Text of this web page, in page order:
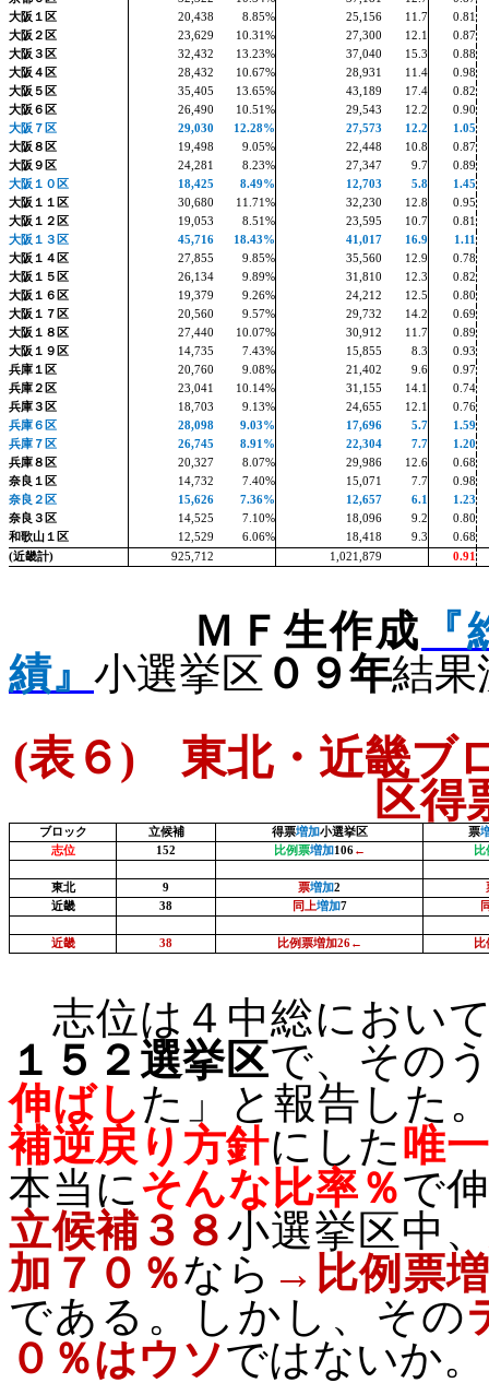
大阪１区
20,438 8.85% 25,156 11.7
0.81
大阪２区
23,629 10.31% 27,300 12.1
0.87
大阪３区
32,432 13.23% 37,040 15.3
0.88
大阪４区
28,432 10.67% 28,931 11.4
0.98
大阪５区
35,405 13.65% 43,189 17.4
0.82
大阪６区
26,490 10.51% 29,543 12.2
0.90
大阪７区
29,030 12.28% 27,573 12.2
1.05
大阪８区
19,498 9.05% 22,448 10.8
0.87
大阪９区
24,281 8.23% 27,347 9.7
0.89
大阪１０区
18,425 8.49% 12,703 5.8
1.45
大阪１１区
30,680 11.71% 32,230 12.8
0.95
大阪１２区
19,053 8.51% 23,595 10.7
0.81
大阪１３区
45,716 18.43% 41,017 16.9
1.11
大阪１４区
27,855 9.85% 35,560 12.9
0.78
大阪１５区
26,134 9.89% 31,810 12.3
0.82
大阪１６区
19,379 9.26% 24,212 12.5
0.80
大阪１７区
20,560 9.57% 29,732 14.2
0.69
大阪１８区
27,440 10.07% 30,912 11.7
0.89
大阪１９区
14,735 7.43% 15,855 8.3
0.93
兵庫１区
20,760 9.08% 21,402 9.6
0.97
兵庫２区
23,041 10.14% 31,155 14.1
0.74
兵庫３区
18,703 9.13% 24,655 12.1
0.76
兵庫６区
28,098 9.03% 17,696 5.7
1.59
兵庫７区
26,745 8.91% 22,304 7.7
1.20
兵庫８区
20,327 8.07% 29,986 12.6
0.68
奈良１区
14,732 7.40% 15,071 7.7
0.98
奈良２区
15,626 7.36% 12,657 6.1
1.23
奈良３区
14,525 7.10% 18,096 9.2
0.80
和歌山１区
12,529 6.06% 18,418 9.3
0.68
(近畿計) 925,712 1,021,879 0.91
ＭＦ生作成
績』 小選挙区 ０９年結果
(表６) 東北・近畿ブ
区得
ブロック 立候補 得票増加小選挙区 票
志位
152 比例票増加106← 比
東北 9 票増加2
近畿
38 同上増加7
近畿 38 比例票増加26←
志位は４中総におい
１５２選挙区で、その
伸ばした」と報告した
補逆戻り方針にした唯
本当にそんな比率％で
立候補３８小選挙区中、
加７０％なら →比例票
である。しかし、その
０％はウソではないか。